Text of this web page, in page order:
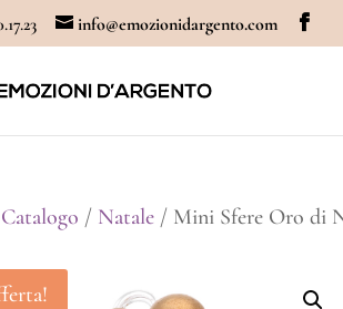
info@emozionidargento.com
Catalogo / Natale / Mini Sfere Oro di